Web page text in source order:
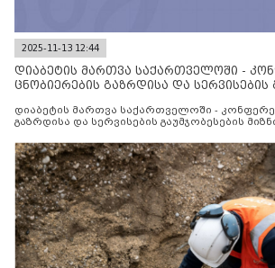
2025-11-13 12:44
დიაბეტის მართვა საქართველოში -
ცნობიერების გაზრდისა და სერვისების
დიაბეტის მართვა საქართველოში -
გაზრდისა და სერვისების გაუმჯობესების